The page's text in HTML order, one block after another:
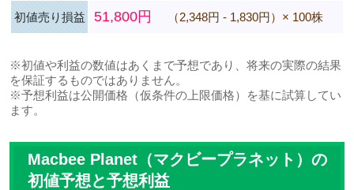
初値売り損益 51,800円 （2,348円 - 1,830円）× 100株
※初値や利益の数値はあくまで予想であり、将来の実際の結果
を保証するものではありません。
※予想利益は公開価格（仮条件の上限価格）を基に試算してい
ます。
Macbee Planet（マクビープラネット）の
初値予想と予想利益